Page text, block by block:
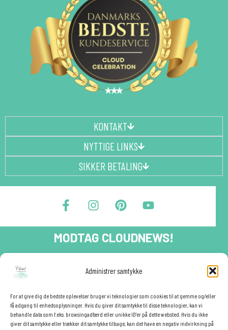
Administrer samtykke
For at give dig de bedste oplevelser bruger vi teknologier som cookies til at gemme og/eller
få adgang til enhedsoplysninger. Hvis du giver dit samtykke til disse teknologier, kan vi
behandle data som f.eks. browsingadfærd eller unikke ID'er på dette websted. Hvis du ikke
giver dit samtykke eller trækker dit samtykke tilbage, kan det have en negativ indvirkning på
KONTAKT
NYTTIGE LINKS
SIKKER BETALING
a
c
e
b
o
f
n
s
t
a
g
a
i
n
t
e
r
s
o
t
u
b
MODTAG CLOUDNEWS!
festinspiration direkte i din indbakke.🎉
Fornavn